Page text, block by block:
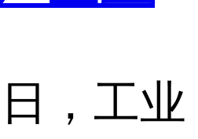
，工业